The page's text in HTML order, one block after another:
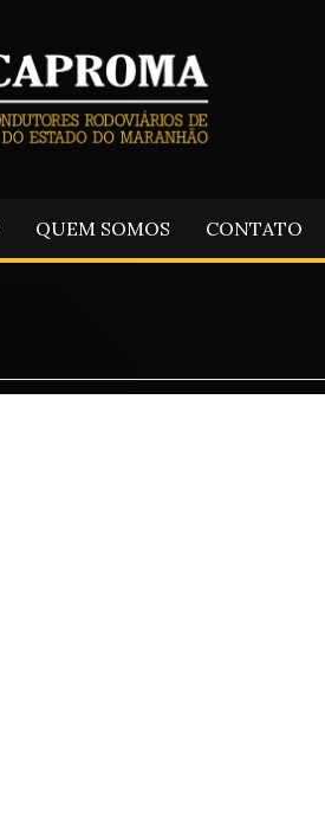
QUEM SOMOS CONTATO